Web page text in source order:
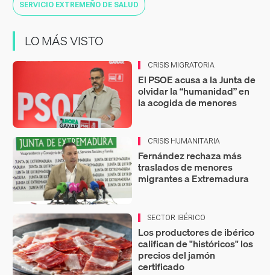
SERVICIO EXTREMEÑO DE SALUD
LO MÁS VISTO
CRISIS MIGRATORIA
El PSOE acusa a la Junta de
olvidar la “humanidad” en
la acogida de menores
CRISIS HUMANITARIA
Fernández rechaza más
traslados de menores
migrantes a Extremadura
SECTOR IBÉRICO
Los productores de ibérico
califican de "históricos" los
precios del jamón
certificado